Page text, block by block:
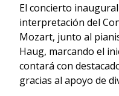
El concierto
interpretación del
Mozart, junto al
Haug, marcando el
contará con
gracias al apoyo de